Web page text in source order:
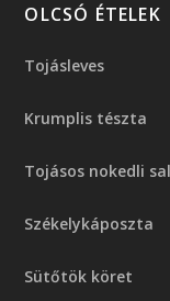
OLCSÓ ÉTELEK
Tojásleves
Krumplis tészta
Tojásos nokedli
Székelykáposzta
Sütőtök köret